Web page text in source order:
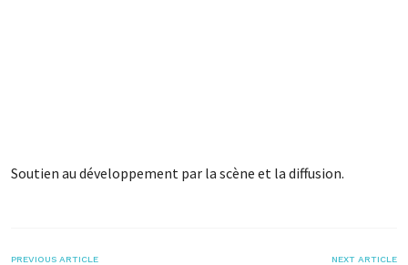
Soutien au développement par la scène et la diffusion.
PREVIOUS ARTICLE NEXT ARTICLE